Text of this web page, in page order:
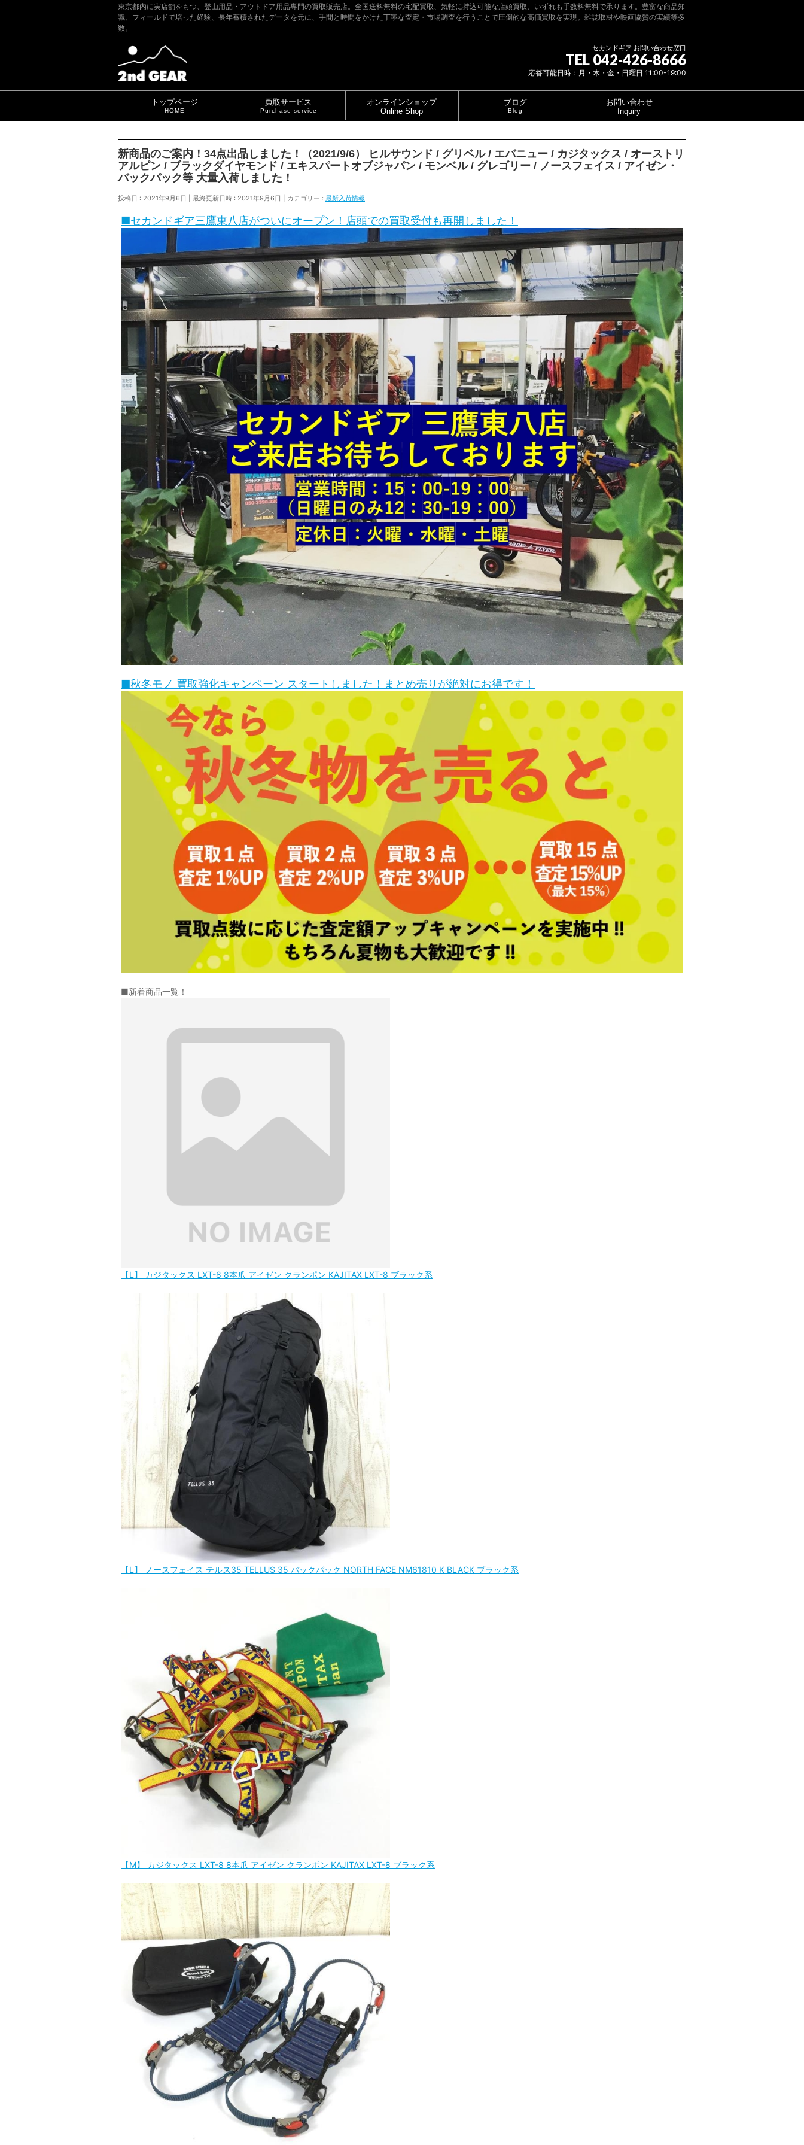
東京都内に実店舗をもつ、登山用品・アウトドア用品専門の買取販売店。全国送料無料の宅配買取、気軽に持込可能な店頭買取、いずれも手数料無料で承ります。豊富な商品知
識、フィールドで培った経験、長年蓄積されたデータを元に、手間と時間をかけた丁寧な査定・市場調査を行うことで圧倒的な高価買取を実現。雑誌取材や映画協賛の実績等多
数。
セカンドギア お問い合わせ窓口
TEL 042-426-8666
応答可能日時：月・木・金・日曜日 11:00-19:00
トップページ
HOME
買取サービス
Purchase service
オンラインショップ
Online Shop
ブログ
Blog
お問い合わせ
Inquiry
新商品のご案内！34点出品しました！（2021/9/6） ヒルサウンド / グリベル / エバニュー / カジタックス / オーストリ
アルピン / ブラックダイヤモンド / エキスパートオブジャパン / モンベル / グレゴリー / ノースフェイス / アイゼン・
バックパック等 大量入荷しました！
投稿日 : 2021年9月6日 最終更新日時 : 2021年9月6日 カテゴリー : 最新入荷情報
■セカンドギア三鷹東八店がついにオープン！店頭での買取受付も再開しました！
■秋冬モノ 買取強化キャンペーン スタートしました！まとめ売りが絶対にお得です！
■新着商品一覧！
【L】 カジタックス LXT-8 8本爪 アイゼン クランポン KAJITAX LXT-8 ブラック系
【L】 ノースフェイス テルス35 TELLUS 35 バックパック NORTH FACE NM61810 K BLACK ブラック系
【M】 カジタックス LXT-8 8本爪 アイゼン クランポン KAJITAX LXT-8 ブラック系